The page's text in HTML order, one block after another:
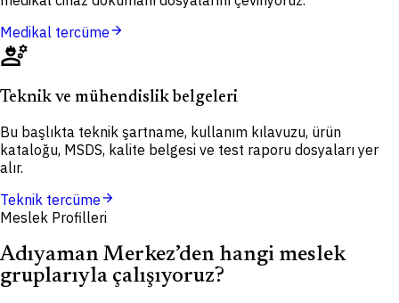
Medikal tercümearrow_forward
engineering
Teknik ve mühendislik belgeleri
Bu başlıkta teknik şartname, kullanım kılavuzu, ürün
kataloğu, MSDS, kalite belgesi ve test raporu dosyaları yer
alır.
Teknik tercümearrow_forward
Meslek Profilleri
Adıyaman Merkez’den hangi meslek
gruplarıyla çalışıyoruz?